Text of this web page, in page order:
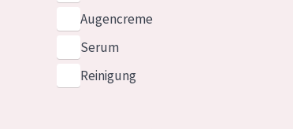
Augencreme
Serum
Reinigung